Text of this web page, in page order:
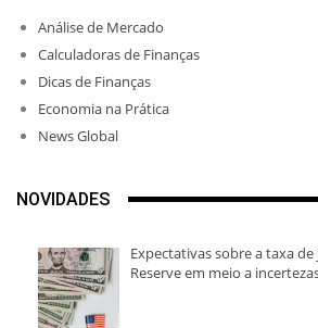
Análise de Mercado
Calculadoras de Finanças
Dicas de Finanças
Economia na Prática
News Global
NOVIDADES
Expectativas sobre a taxa
Reserve em meio a